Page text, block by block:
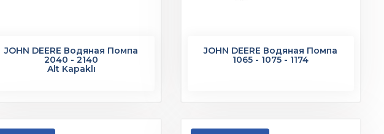
JOHN DEERE Водяная Помпа
2040 - 2140
Alt Kapaklı
JOHN DEERE Водяная Помпа
1065 - 1075 - 1174